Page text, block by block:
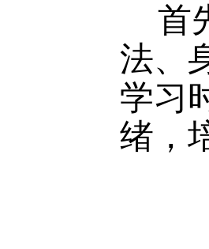
首
法、
学习
绪，